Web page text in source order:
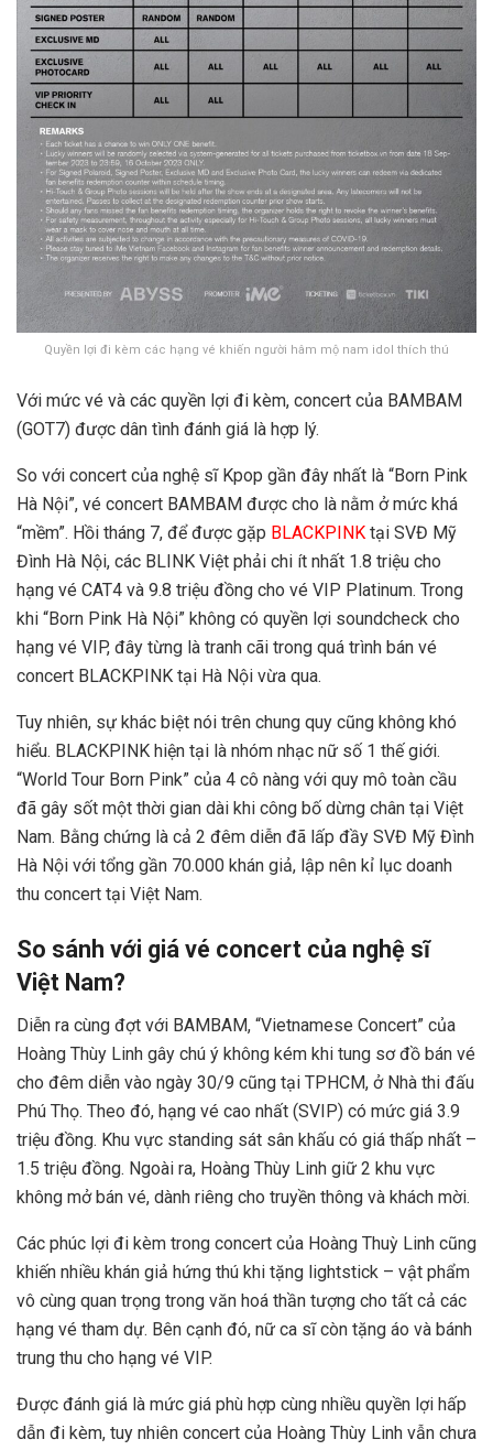
Quyền lợi đi kèm các hạng vé khiến người hâm mộ nam idol thích thú
Với mức vé và các quyền lợi đi kèm, concert của BAMBAM
(GOT7) được dân tình đánh giá là hợp lý.
So với concert của nghệ sĩ Kpop gần đây nhất là “Born Pink
Hà Nội”, vé concert BAMBAM được cho là nằm ở mức khá
“mềm”. Hồi tháng 7, để được gặp BLACKPINK tại SVĐ Mỹ
Đình Hà Nội, các BLINK Việt phải chi ít nhất 1.8 triệu cho
hạng vé CAT4 và 9.8 triệu đồng cho vé VIP Platinum. Trong
khi “Born Pink Hà Nội” không có quyền lợi soundcheck cho
hạng vé VIP, đây từng là tranh cãi trong quá trình bán vé
concert BLACKPINK tại Hà Nội vừa qua.
Tuy nhiên, sự khác biệt nói trên chung quy cũng không khó
hiểu. BLACKPINK hiện tại là nhóm nhạc nữ số 1 thế giới.
“World Tour Born Pink” của 4 cô nàng với quy mô toàn cầu
đã gây sốt một thời gian dài khi công bố dừng chân tại Việt
Nam. Bằng chứng là cả 2 đêm diễn đã lấp đầy SVĐ Mỹ Đình
Hà Nội với tổng gần 70.000 khán giả, lập nên kỉ lục doanh
thu concert tại Việt Nam.
So sánh với giá vé concert của nghệ sĩ
Việt Nam?
Diễn ra cùng đợt với BAMBAM, “Vietnamese Concert” của
Hoàng Thùy Linh gây chú ý không kém khi tung sơ đồ bán vé
cho đêm diễn vào ngày 30/9 cũng tại TPHCM, ở Nhà thi đấu
Phú Thọ. Theo đó, hạng vé cao nhất (SVIP) có mức giá 3.9
triệu đồng. Khu vực standing sát sân khấu có giá thấp nhất –
1.5 triệu đồng. Ngoài ra, Hoàng Thùy Linh giữ 2 khu vực
không mở bán vé, dành riêng cho truyền thông và khách mời.
Các phúc lợi đi kèm trong concert của Hoàng Thuỳ Linh cũng
khiến nhiều khán giả hứng thú khi tặng lightstick – vật phẩm
vô cùng quan trọng trong văn hoá thần tượng cho tất cả các
hạng vé tham dự. Bên cạnh đó, nữ ca sĩ còn tặng áo và bánh
trung thu cho hạng vé VIP.
Được đánh giá là mức giá phù hợp cùng nhiều quyền lợi hấp
dẫn đi kèm, tuy nhiên concert của Hoàng Thùy Linh vẫn chưa